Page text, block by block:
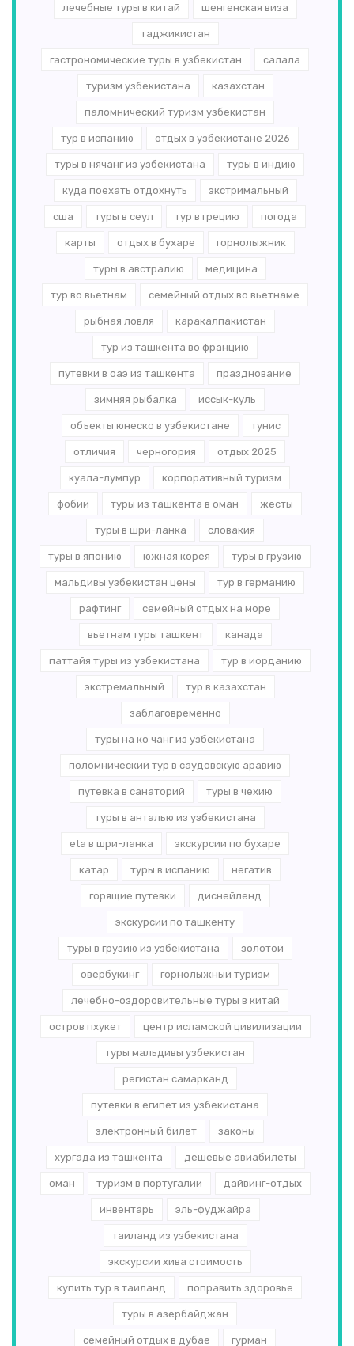
лечебные туры в китай шенгенская виза
таджикистан
гастрономические туры в узбекистан салала
туризм узбекистана казахстан
паломнический туризм узбекистан
тур в испанию отдых в узбекистане 2026
туры в нячанг из узбекистана туры в индию
куда поехать отдохнуть экстримальный
сша туры в сеул тур в грецию погода
карты отдых в бухаре горнолыжник
туры в австралию медицина
тур во вьетнам семейный отдых во вьетнаме
рыбная ловля каракалпакистан
тур из ташкента во францию
путевки в оаэ из ташкента празднование
зимняя рыбалка иссык-куль
объекты юнеско в узбекистане тунис
отличия черногория отдых 2025
куала-лумпур корпоративный туризм
фобии туры из ташкента в оман жесты
туры в шри-ланка словакия
туры в японию южная корея туры в грузию
мальдивы узбекистан цены тур в германию
рафтинг семейный отдых на море
вьетнам туры ташкент канада
паттайя туры из узбекистана тур в иорданию
экстремальный тур в казахстан
заблаговременно
туры на ко чанг из узбекистана
поломнический тур в саудовскую аравию
путевка в санаторий туры в чехию
туры в анталью из узбекистана
eta в шри-ланка экскурсии по бухаре
катар туры в испанию негатив
горящие путевки диснейленд
экскурсии по ташкенту
туры в грузию из узбекистана золотой
овербукинг горнолыжный туризм
лечебно-оздоровительные туры в китай
остров пхукет центр исламской цивилизации
туры мальдивы узбекистан
регистан самарканд
путевки в египет из узбекистана
электронный билет законы
хургада из ташкента дешевые авиабилеты
оман туризм в португалии дайвинг-отдых
инвентарь эль-­фуджайра
таиланд из узбекистана
экскурсии хива стоимость
купить тур в таиланд поправить здоровье
туры в азербайджан
семейный отдых в дубае гурман